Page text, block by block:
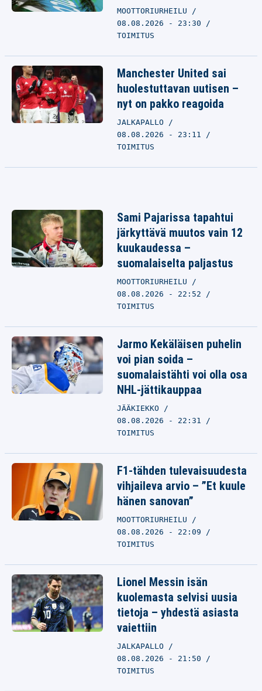
MOOTTORIURHEILU
08.08.2026 - 23:30
TOIMITUS
Manchester United sai
huolestuttavan uutisen –
nyt on pakko reagoida
JALKAPALLO
08.08.2026 - 23:11
TOIMITUS
Sami Pajarissa tapahtui
järkyttävä muutos vain 12
kuukaudessa –
suomalaiselta paljastus
MOOTTORIURHEILU
08.08.2026 - 22:52
TOIMITUS
Jarmo Kekäläisen puhelin
voi pian soida –
suomalaistähti voi olla osa
NHL-jättikauppaa
JÄÄKIEKKO
08.08.2026 - 22:31
TOIMITUS
F1-tähden tulevaisuudesta
vihjaileva arvio – ”Et kuule
hänen sanovan”
MOOTTORIURHEILU
08.08.2026 - 22:09
TOIMITUS
Lionel Messin isän
kuolemasta selvisi uusia
tietoja – yhdestä asiasta
vaiettiin
JALKAPALLO
08.08.2026 - 21:50
TOIMITUS